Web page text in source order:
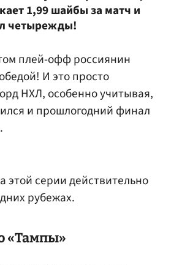
1,99 шайбы за матч и
четырежды!
плей-офф россиянин
И это просто
НХЛ, особенно учитывая,
и прошлогодний финал
этой серии действительно
рубежах.
«Тампы»